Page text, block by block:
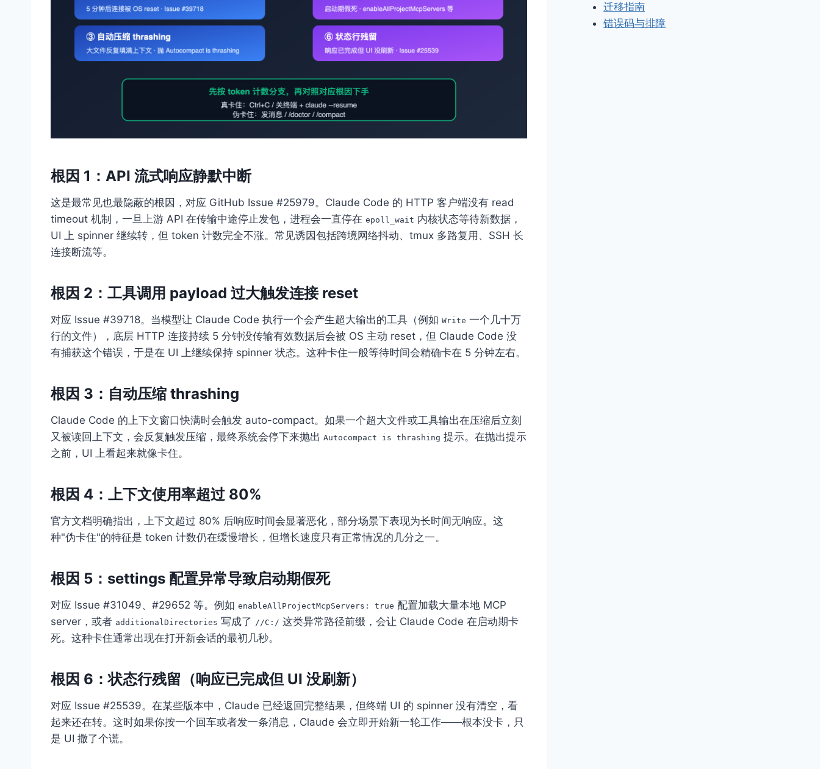
根因 1：API 流式响应静默中断
这是最常见也最隐蔽的根因，对应 GitHub Issue #25979。Claude Code 的 HTTP 客户端没有 read
timeout 机制，一旦上游 API 在传输中途停止发包，进程会一直停在 epoll_wait 内核状态等待新数据，
UI 上 spinner 继续转，但 token 计数完全不涨。常见诱因包括跨境网络抖动、tmux 多路复用、SSH 长
连接断流等。
根因 2：工具调用 payload 过大触发连接 reset
对应 Issue #39718。当模型让 Claude Code 执行一个会产生超大输出的工具（例如 Write 一个几十万
行的文件），底层 HTTP 连接持续 5 分钟没传输有效数据后会被 OS 主动 reset，但 Claude Code 没
有捕获这个错误，于是在 UI 上继续保持 spinner 状态。这种卡住一般等待时间会精确卡在 5 分钟左右。
根因 3：自动压缩 thrashing
Claude Code 的上下文窗口快满时会触发 auto-compact。如果一个超大文件或工具输出在压缩后立刻
又被读回上下文，会反复触发压缩，最终系统会停下来抛出 Autocompact is thrashing 提示。在抛出提示
之前，UI 上看起来就像卡住。
根因 4：上下文使用率超过 80%
官方文档明确指出，上下文超过 80% 后响应时间会显著恶化，部分场景下表现为长时间无响应。这
种"伪卡住"的特征是 token 计数仍在缓慢增长，但增长速度只有正常情况的几分之一。
根因 5：settings 配置异常导致启动期假死
对应 Issue #31049、#29652 等。例如 enableAllProjectMcpServers: true 配置加载大量本地 MCP
server，或者 additionalDirectories 写成了 //C:/ 这类异常路径前缀，会让 Claude Code 在启动期卡
死。这种卡住通常出现在打开新会话的最初几秒。
根因 6：状态行残留（响应已完成但 UI 没刷新）
对应 Issue #25539。在某些版本中，Claude 已经返回完整结果，但终端 UI 的 spinner 没有清空，看
起来还在转。这时如果你按一个回车或者发一条消息，Claude 会立即开始新一轮工作——根本没卡，只
是 UI 撒了个谎。
迁移指南
错误码与排障